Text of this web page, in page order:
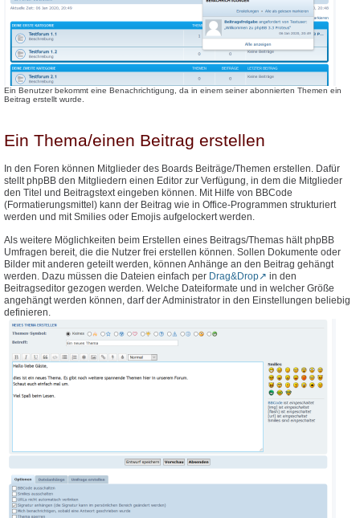
Ein Benutzer bekommt eine Benachrichtigung, da in einem seiner abonnierten Themen ein
Beitrag erstellt wurde.
Ein Thema/einen Beitrag erstellen
In den Foren können Mitglieder des Boards Beiträge/Themen erstellen. Dafür
stellt phpBB den Mitgliedern einen Editor zur Verfügung, in dem die Mitglieder
den Titel und Beitragstext eingeben können. Mit Hilfe von BBCode
(Formatierungsmittel) kann der Beitrag wie in Office-Programmen strukturiert
werden und mit Smilies oder Emojis aufgelockert werden.
Als weitere Möglichkeiten beim Erstellen eines Beitrags/Themas hält phpBB
Umfragen bereit, die die Nutzer frei erstellen können. Sollen Dokumente oder
Bilder mit anderen geteilt werden, können Anhänge an den Beitrag gehängt
werden. Dazu müssen die Dateien einfach per Drag&Drop
in den
Beitragseditor gezogen werden. Welche Dateiformate und in welcher Größe
angehängt werden können, darf der Administrator in den Einstellungen beliebig
definieren.